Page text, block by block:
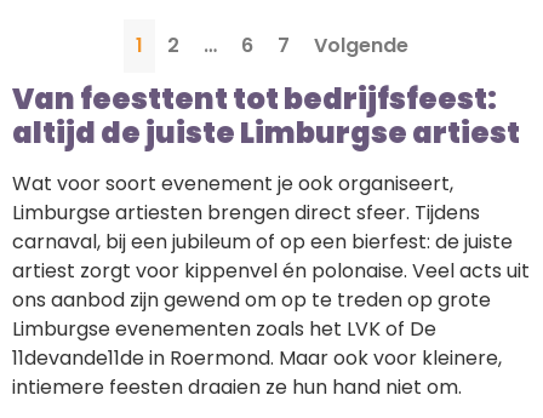
1 2 … 6 7 Volgende
Van feesttent tot bedrijfsfeest:
altijd de juiste Limburgse artiest
Wat voor soort evenement je ook organiseert,
Limburgse artiesten brengen direct sfeer. Tijdens
carnaval, bij een jubileum of op een bierfest: de juiste
artiest zorgt voor kippenvel én polonaise. Veel acts uit
ons aanbod zijn gewend om op te treden op grote
Limburgse evenementen zoals het LVK of De
11devande11de in Roermond. Maar ook voor kleinere,
intiemere feesten draaien ze hun hand niet om.